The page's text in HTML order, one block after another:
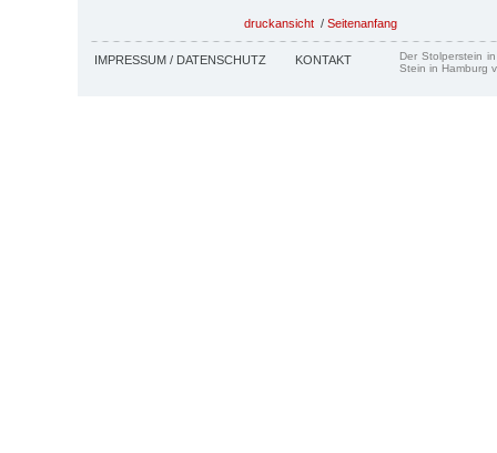
druckansicht / Seitenanfang
IMPRESSUM / DATENSCHUTZ KONTAKT
Der Stolperstein
Stein in Hamburg